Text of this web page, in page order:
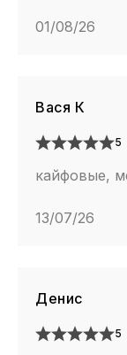
01/08/26
Вася К
5
кайфовые,
13/07/26
Денис
5